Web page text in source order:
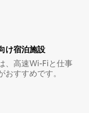
け宿⁠泊⁠施⁠設
、高速Wi-Fiと仕事
すすめです。